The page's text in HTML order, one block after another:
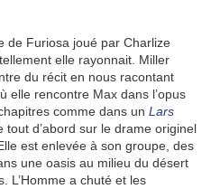
de Furiosa joué par Charlize
elle rayonnait. Miller
du récit en nous racontant
elle rencontre Max dans l’opus
comme dans un Lars
tout d’abord sur le drame originel
est enlevée à son groupe, des
une oasis au milieu du désert
L’Homme a chuté et les